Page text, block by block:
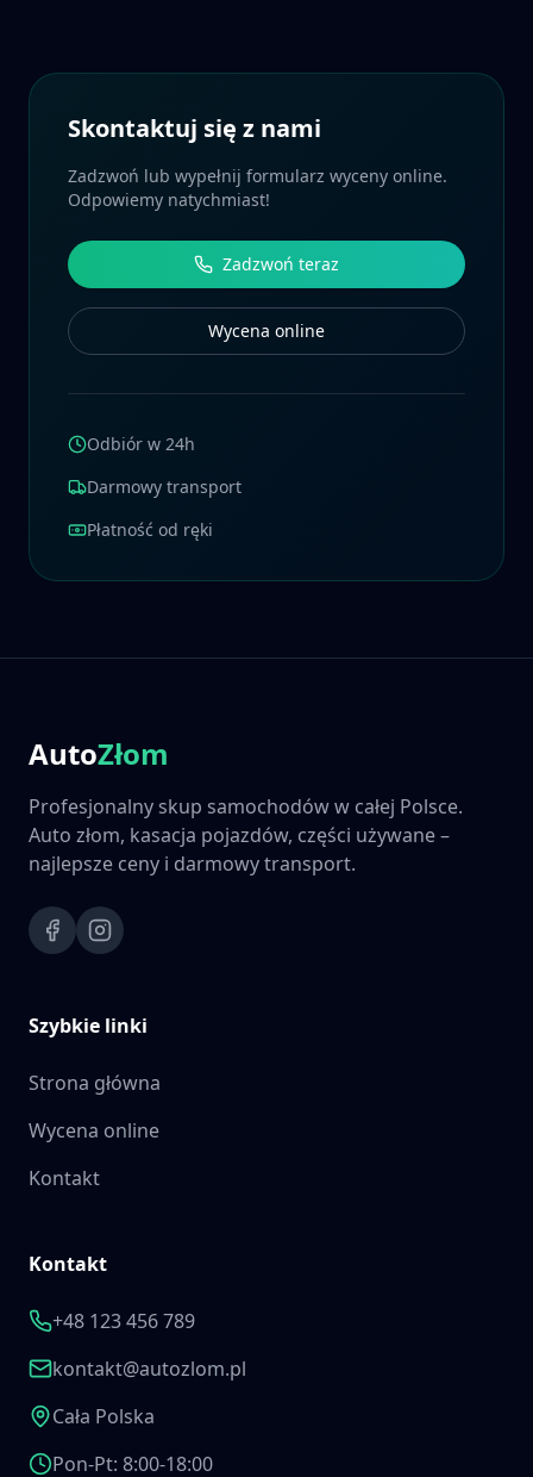
Skontaktuj się z nami
Zadzwoń lub wypełnij formularz wyceny online.
Odpowiemy natychmiast!
Zadzwoń teraz
Wycena online
Odbiór w 24h
Darmowy transport
Płatność od ręki
AutoZłom
Profesjonalny skup samochodów w całej Polsce.
Auto złom, kasacja pojazdów, części używane –
najlepsze ceny i darmowy transport.
Szybkie linki
Strona główna
Wycena online
Kontakt
Kontakt
+48 123 456 789
kontakt@autozlom.pl
Cała Polska
Pon-Pt: 8:00-18:00